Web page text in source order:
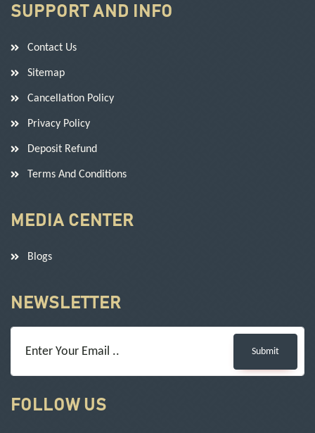
SUPPORT AND INFO
Contact Us
Sitemap
Cancellation Policy
Privacy Policy
Deposit Refund
Terms And Conditions
MEDIA CENTER
Blogs
NEWSLETTER
Submit
FOLLOW US